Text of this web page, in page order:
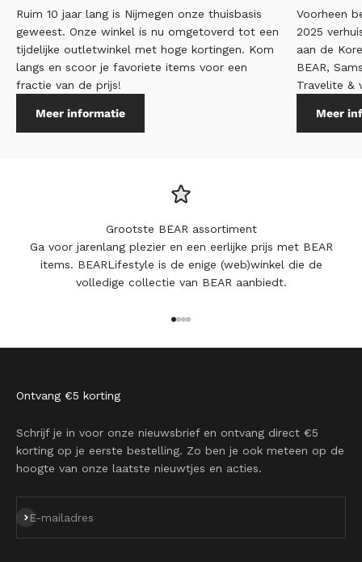
Ruim 10 jaar lang is Nijmegen onze thuisbasis
geweest. Onze winkel is nu omgetoverd tot een
tijdelijke outletwinkel met hoge kortingen. Kom
langs en scoor je favoriete items voor een
fractie van de prijs!
Meer informatie
Voorheen
2025
aan de
BEAR,
Travelite &
Meer
Grootste BEAR assortiment
Ga voor jarenlang plezier en een eerlijke prijs met BEAR
items. BEARLifestyle is de enige (web)winkel die de
volledige collectie van BEAR aanbiedt.
Ontvang €5 korting
Schrijf je in voor onze nieuwsbrief en ontvang direct €5
korting op je eerste bestelling. Zo ben je ook meteen op de
hoogte van onze laatste nieuwtjes en acties.
E-mailadres
Abonneren